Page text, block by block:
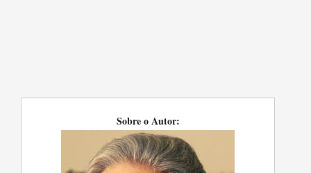
Sobre o Autor: